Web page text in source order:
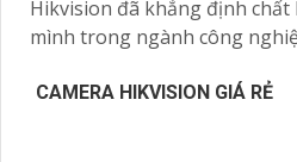
Hikvision đã khẳng định chất
mình trong ngành công
CAMERA HIKVISION GIÁ RẺ